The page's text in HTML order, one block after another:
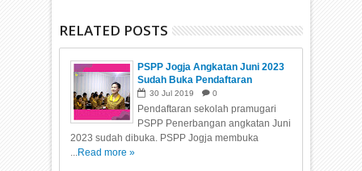
RELATED POSTS
PSPP Jogja Angkatan Juni 2023
Sudah Buka Pendaftaran
30 Jul 2019 0
Pendaftaran sekolah pramugari
PSPP Penerbangan angkatan Juni
2023 sudah dibuka. PSPP Jogja membuka
...Read more »